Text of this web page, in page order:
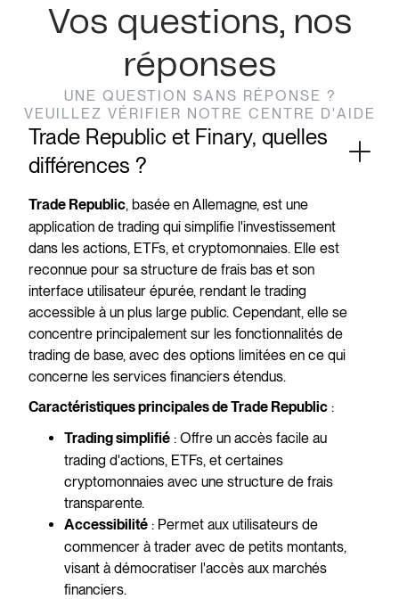
Vos questions, nos
réponses
UNE QUESTION SANS RÉPONSE ?
VEUILLEZ VÉRIFIER NOTRE CENTRE D'AIDE
Trade Republic et Finary, quelles
différences ?
Trade Republic, basée en Allemagne, est une
application de trading qui simplifie l'investissement
dans les actions, ETFs, et cryptomonnaies. Elle est
reconnue pour sa structure de frais bas et son
interface utilisateur épurée, rendant le trading
accessible à un plus large public. Cependant, elle se
concentre principalement sur les fonctionnalités de
trading de base, avec des options limitées en ce qui
concerne les services financiers étendus.
Caractéristiques principales de Trade Republic :
Trading simplifié : Offre un accès facile au
trading d'actions, ETFs, et certaines
cryptomonnaies avec une structure de frais
transparente.
Accessibilité : Permet aux utilisateurs de
commencer à trader avec de petits montants,
visant à démocratiser l'accès aux marchés
financiers.